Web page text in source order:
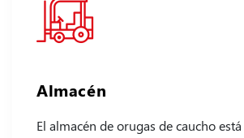
Almacén
El almacén de orugas de caucho